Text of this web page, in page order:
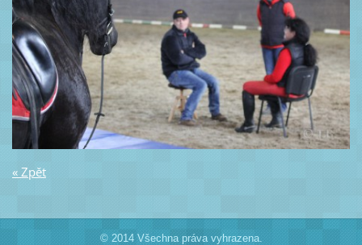
« Zpět
© 2014 Všechna práva vyhrazena.